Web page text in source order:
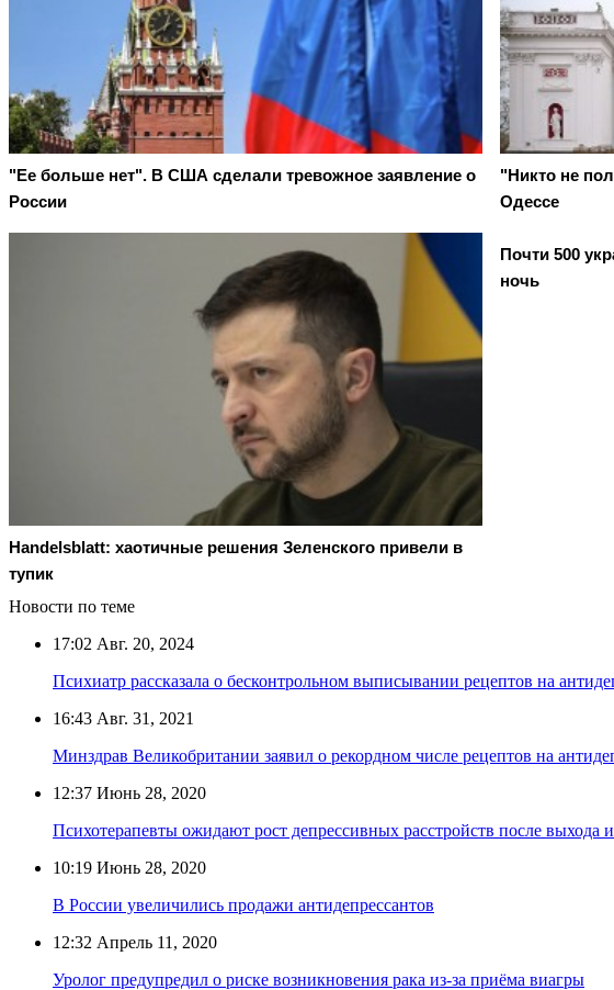
"Ее больше нет". В США сделали тревожное заявление о
России
"Никто не
Одессе
Handelsblatt: хаотичные решения Зеленского привели в
тупик
Почти 500
ночь
Новости по теме
17:02 Авг. 20, 2024
Психиатр рассказала о бесконтрольном выписывании рецептов на
16:43 Авг. 31, 2021
Минздрав Великобритании заявил о рекордном числе рецептов на
12:37 Июнь 28, 2020
Психотерапевты ожидают рост депрессивных расстройств после выхода
10:19 Июнь 28, 2020
В России увеличились продажи антидепрессантов
12:32 Апрель 11, 2020
Уролог предупредил о риске возникновения рака из-за приёма виагры